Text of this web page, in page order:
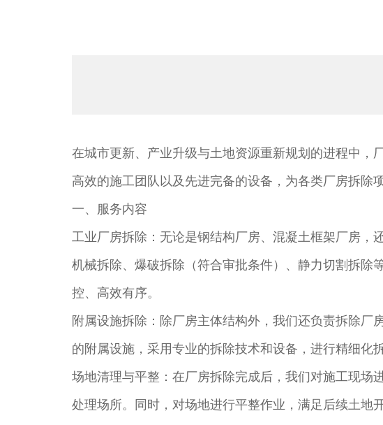
在城市更新、产业升级与土地资源重新规划的进程中，
高效的施工团队以及先进完备的设备，为各类厂房拆除
一、服务内容​
工业厂房拆除：无论是钢结构厂房、混凝土框架厂房，
机械拆除、爆破拆除（符合审批条件）、静力切割拆除
控、高效有序。​
附属设施拆除：除厂房主体结构外，我们还负责拆除
的附属设施，采用专业的拆除技术和设备，进行精细化
场地清理与平整：在厂房拆除完成后，我们对施工现场
处理场所。同时，对场地进行平整作业，满足后续土地